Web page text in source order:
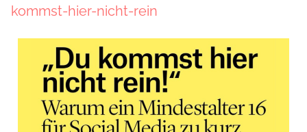
kommst-hier-nicht-rein